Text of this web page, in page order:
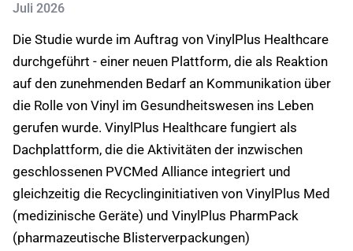
Juli 2026
Die Studie wurde im Auftrag von VinylPlus Healthcare
durchgeführt - einer neuen Plattform, die als Reaktion
auf den zunehmenden Bedarf an Kommunikation über
die Rolle von Vinyl im Gesundheitswesen ins Leben
gerufen wurde. VinylPlus Healthcare fungiert als
Dachplattform, die die Aktivitäten der inzwischen
geschlossenen PVCMed Alliance integriert und
gleichzeitig die Recyclinginitiativen von VinylPlus Med
(medizinische Geräte) und VinylPlus PharmPack
(pharmazeutische Blisterverpackungen)